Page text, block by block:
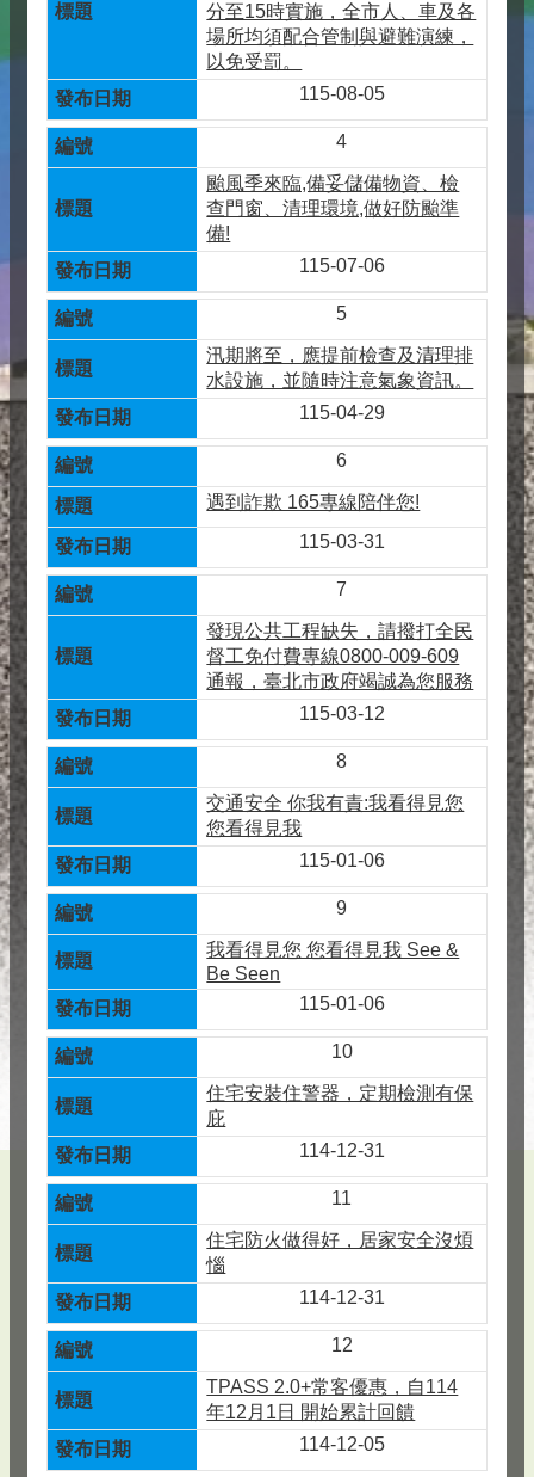
分至15時實施，全市人、車及各
場所均須配合管制與避難演練，
以免受罰。
115-08-05
4
颱風季來臨,備妥儲備物資、檢
查門窗、清理環境,做好防颱準
備!
115-07-06
5
汛期將至，應提前檢查及清理排
水設施，並隨時注意氣象資訊。
115-04-29
6
遇到詐欺 165專線陪伴您!
115-03-31
7
發現公共工程缺失，請撥打全民
督工免付費專線0800-009-609
通報，臺北市政府竭誠為您服務
115-03-12
8
交通安全 你我有責:我看得見您
您看得見我
115-01-06
9
我看得見您 您看得見我 See &
Be Seen
115-01-06
10
住宅安裝住警器，定期檢測有保
庇
114-12-31
11
住宅防火做得好，居家安全沒煩
惱
114-12-31
12
TPASS 2.0+常客優惠，自114
年12月1日 開始累計回饋
114-12-05